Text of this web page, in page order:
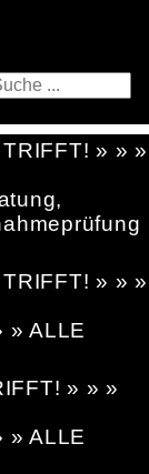
» » »
» » »
» ALLE
» » »
» ALLE